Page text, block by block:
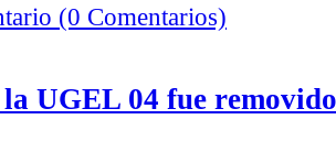
(0 Comentarios)
UGEL 04 fue